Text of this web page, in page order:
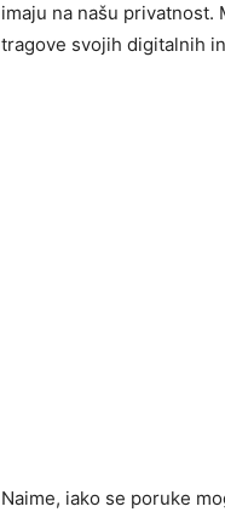
imaju na našu
tragove svojih digitalnih
Naime, iako se poruke